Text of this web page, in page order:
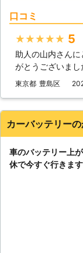
口コミ
★★★★★ 5
助人の山内さん
がとうございまし
東京都 豊島区
カーバッテリー
車のバッテリー上
休で今すぐ行きます